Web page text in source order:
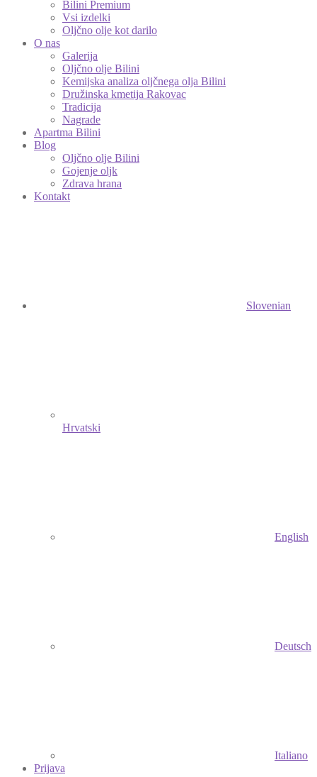
Bilini Premium
Vsi izdelki
Oljčno olje kot darilo
O nas
Galerija
Oljčno olje Bilini
Kemijska analiza oljčnega olja Bilini
Družinska kmetija Rakovac
Tradicija
Nagrade
Apartma Bilini
Blog
Oljčno olje Bilini
Gojenje oljk
Zdrava hrana
Kontakt
Slovenian
Hrvatski
English
Deutsch
Italiano
Prijava